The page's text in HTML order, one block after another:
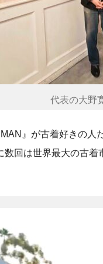
代表の大野
』が古着好きの人
数回は世界最大の古着